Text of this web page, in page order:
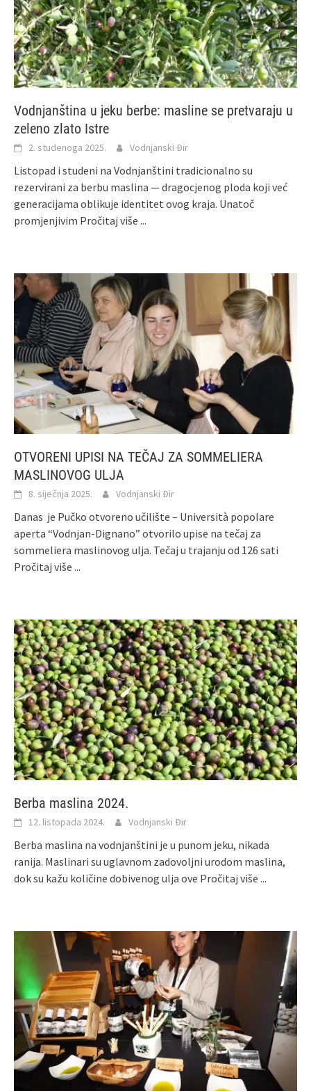
Vodnjanština u jeku berbe: masline se pretvaraju u
zeleno zlato Istre
2. studenoga 2025. Vodnjanski Đir
Listopad i studeni na Vodnjanštini tradicionalno su
rezervirani za berbu maslina — dragocjenog ploda koji već
generacijama oblikuje identitet ovog kraja. Unatoč
promjenjivim Pročitaj više ...
OTVORENI UPISI NA TEČAJ ZA SOMMELIERA
MASLINOVOG ULJA
8. siječnja 2025. Vodnjanski Đir
Danas je Pučko otvoreno učilište – Università popolare
aperta “Vodnjan-Dignano” otvorilo upise na tečaj za
sommeliera maslinovog ulja. Tečaj u trajanju od 126 sati
Pročitaj više ...
Berba maslina 2024.
12. listopada 2024. Vodnjanski Đir
Berba maslina na vodnjanštini je u punom jeku, nikada
ranija. Maslinari su uglavnom zadovoljni urodom maslina,
dok su kažu količine dobivenog ulja ove Pročitaj više ...